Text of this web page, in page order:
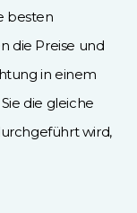
besten
die Preise und
in einem
die gleiche
wird,